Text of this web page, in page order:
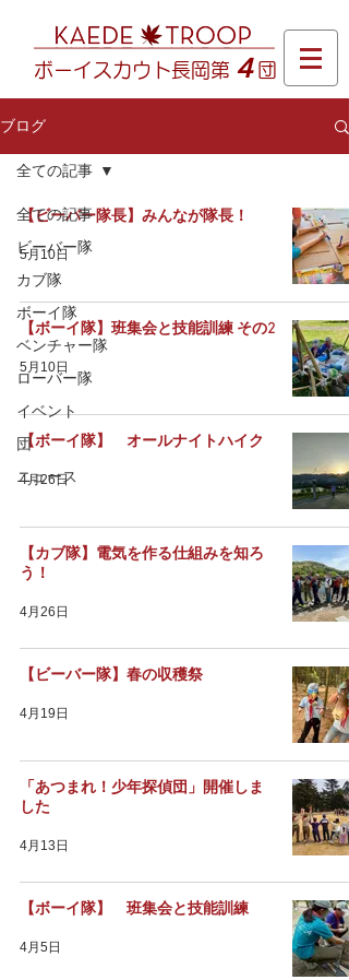
ボーイスカウト長岡第 ４ 団
ブログ
全ての記事
ビーバー隊
カブ隊
ボーイ隊
ベンチャー隊
ローバー隊
イベント
団
ニュース
全ての記事
【ビーバー隊長】みんなが隊長！
5月10日
【ボーイ隊】班集会と技能訓練 その2
5月10日
【ボーイ隊】 オールナイトハイク
4月26日
【カブ隊】電気を作る仕組みを知ろ
う！
4月26日
【ビーバー隊】春の収穫祭
4月19日
「あつまれ！少年探偵団」開催しま
した
4月13日
【ボーイ隊】 班集会と技能訓練
4月5日